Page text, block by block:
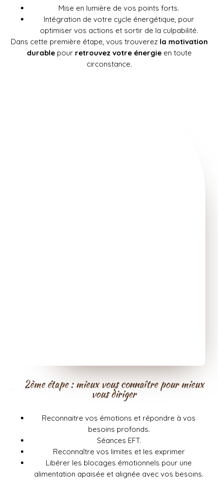
Mise en lumière de vos points forts.
Intégration de votre cycle énergétique, pour
optimiser vos actions et sortir de la culpabilité.
Dans cette première étape, vous trouverez la motivation
durablepour retrouvez votre énergieen toute
circonstance.
2ème étape : mieux vous connaître pour mieux
vous diriger
Reconnaitre vos émotions et répondre à vos
besoins profonds.
Séances EFT.
Reconnaître vos limites et les exprimer
Libérer les blocages émotionnels pour une
alimentation apaisée et alignée avec vos besoins.